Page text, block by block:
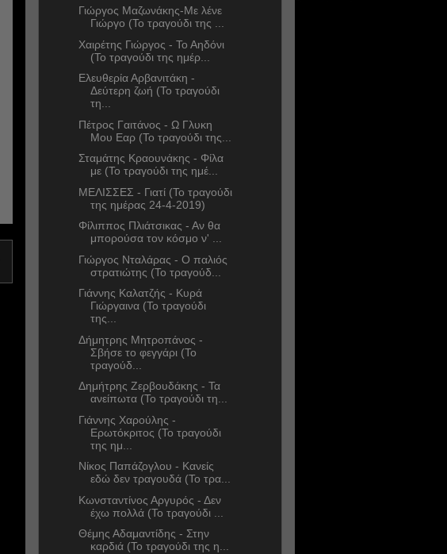
Γιώργος Μαζωνάκης-Με λένε
Γιώργο (Το τραγούδι της ...
Χαιρέτης Γιώργος - Το Αηδόνι
(Το τραγούδι της ημέρ...
Ελευθερία Αρβανιτάκη -
Δεύτερη ζωή (Το τραγούδι
τη...
Πέτρος Γαιτάνος - Ω Γλυκη
Μου Εαρ (Το τραγούδι της...
Σταμάτης Κραουνάκης - Φίλα
με (Το τραγούδι της ημέ...
ΜΕΛΙΣΣΕΣ - Γιατί (Το τραγούδι
της ημέρας 24-4-2019)
Φίλιππος Πλιάτσικας - Αν θα
μπορούσα τον κόσμο ν' ...
Γιώργος Νταλάρας - Ο παλιός
στρατιώτης (Το τραγούδ...
Γιάννης Καλατζής - Κυρά
Γιώργαινα (Το τραγούδι
της...
Δήμητρης Μητροπάνος -
Σβήσε το φεγγάρι (Το
τραγούδ...
Δημήτρης Ζερβουδάκης - Τα
ανείπωτα (Το τραγούδι τη...
Γιάννης Χαρούλης -
Ερωτόκριτος (Το τραγούδι
της ημ...
Νίκος Παπάζογλου - Κανείς
εδώ δεν τραγουδά (Το τρα...
Κωνσταντίνος Αργυρός - Δεν
έχω πολλά (Το τραγούδι ...
Θέμης Αδαμαντίδης - Στην
καρδιά (Το τραγούδι της η...